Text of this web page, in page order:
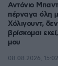
Αντόνιο
πέρναγα όλη
Χόλιγουντ,
βρίσκομαι
μου
08.08.2026, 15:02